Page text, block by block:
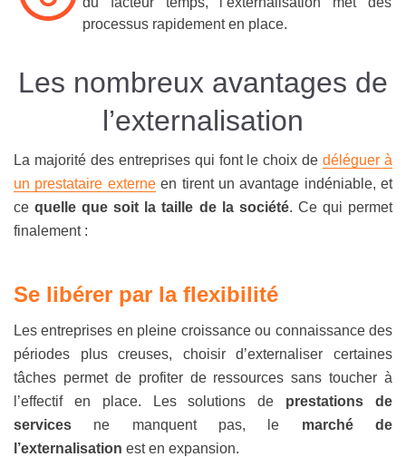
processus rapidement en place.
Les nombreux avantages de
l’externalisation
La majorité des entreprises qui font le choix dedéléguer à
un prestataire externeen tirent un avantage indéniable, et
cequelle que soit la taille de la société. Ce qui permet
finalement :
Se libérer par la flexibilité
Les entreprises en pleine croissance ou connaissance des
périodes plus creuses, choisir d’externaliser certaines
tâches permet de profiter de ressources sans toucher à
l’effectif en place. Les solutions de prestations de
services ne manquent pas, le marché de
l’externalisation est en expansion.